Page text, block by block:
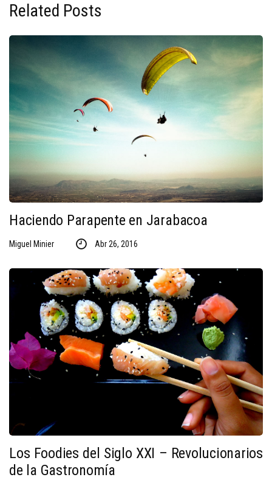
Related Posts
Haciendo Parapente en Jarabacoa
Miguel Minier Abr 26, 2016
Los Foodies del Siglo XXI – Revolucionarios
de la Gastronomía